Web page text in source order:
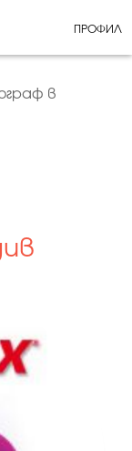
ПРОФИЛ
в